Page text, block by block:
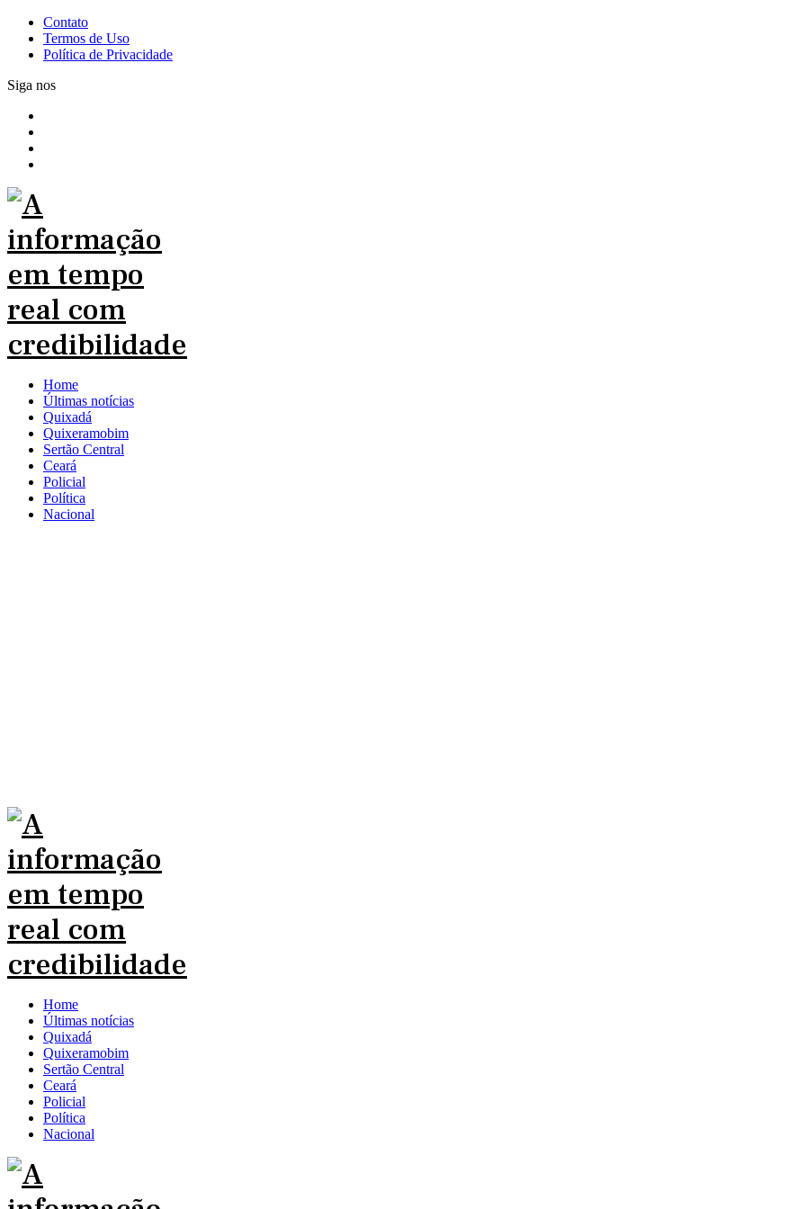
Contato
Termos de Uso
Política de Privacidade
Siga nos
Home
Últimas notícias
Quixadá
Quixeramobim
Sertão Central
Ceará
Policial
Política
Nacional
Home
Últimas notícias
Quixadá
Quixeramobim
Sertão Central
Ceará
Policial
Política
Nacional